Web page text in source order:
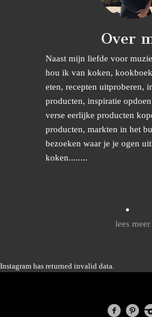
Over
Naast mijn liefde voor
hou ik van koken,
eten, recepten uitproberen,
producten, inspiratie
verse eerlijke producten
producten, markten in het
bezoeken waar je je ogen
koken........
lees meer
Instagram has returned invalid data.